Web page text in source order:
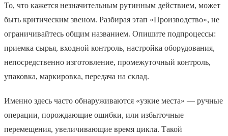
То, что кажется незначительным рутинным действием, может
быть критическим звеном. Разбирая этап «Производство», не
ограничивайтесь общим названием. Опишите подпроцессы:
приемка сырья, входной контроль, настройка оборудования,
непосредственно изготовление, промежуточный контроль,
упаковка, маркировка, передача на склад.
Именно здесь часто обнаруживаются «узкие места» — ручные
операции, порождающие ошибки, или избыточные
перемещения, увеличивающие время цикла. Такой